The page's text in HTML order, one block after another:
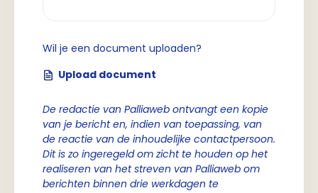
Wil je een document uploaden?
Upload document
De redactie van Palliaweb ontvangt een kopie
van je bericht en, indien van toepassing, van
de reactie van de inhoudelijke contactpersoon.
Dit is zo ingeregeld om zicht te houden op het
realiseren van het streven van Palliaweb om
berichten binnen drie werkdagen te